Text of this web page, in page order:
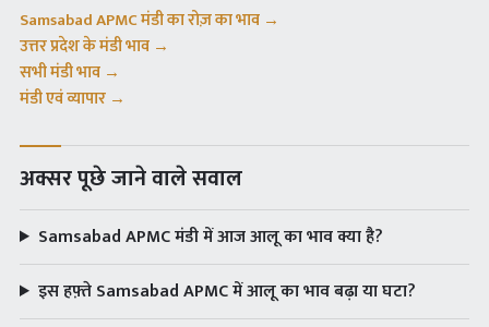
Samsabad APMCमंडी का रोज़ का भाव →
उत्तर प्रदेशके मंडी भाव →
सभी मंडी भाव →
मंडी एवं व्यापार →
अक्सर पूछे जाने वाले सवाल
Samsabad APMC मंडी में आज आलू का भाव क्या है?
इस हफ़्ते Samsabad APMC में आलू का भाव बढ़ा या घटा?